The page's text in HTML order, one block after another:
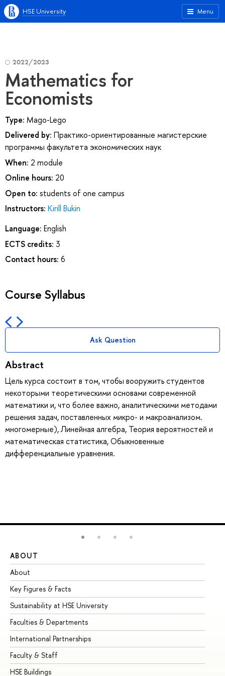
Menu
HSE University
2022/2023
Mathematics for
Economists
Type: Mago-Lego
Delivered by: Практико-ориентированные магистерские
программы факультета экономических наук
When: 2 module
Online hours: 20
Open to: students of one campus
Instructors: Kirill Bukin
Language: English
ECTS credits: 3
Contact hours: 6
Course Syllabus
Ask Question
Abstract
Цель курса состоит в том, чтобы вооружить студентов
некоторыми теоретическими основами современной
математики и, что более важно, аналитическими методами
решения задач, поставленных микро- и макроанализом.
многомерные), Линейная алгебра, Теория вероятностей и
математическая статистика, Обыкновенные
дифференциальные уравнения.
ABOUT
About
Key Figures & Facts
Sustainability at HSE University
Faculties & Departments
International Partnerships
Faculty & Staff
HSE Buildings